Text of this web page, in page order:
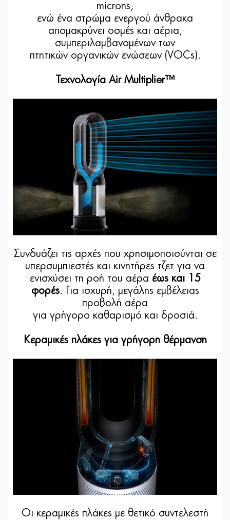
microns,
ενώ ένα στρώμα ενεργού άνθρακα
απομακρύνει οσμές και αέρια,
συμπεριλαμβανομένων των
πτητικών οργανικών ενώσεων (VOCs).
Τεχνολογία Air Multiplier™
Συνδυάζει τις αρχές που χρησιμοποιούνται σε
υπερσυμπιεστές και κινητήρες τζετ για να
ενισχύσει τη ροή του αέρα έως και 15
φορές. Για ισχυρή, μεγάλης εμβέλειας
προβολή αέρα
για γρήγορο καθαρισμό και δροσιά.
Κεραμικές πλάκες για γρήγορη θέρμανση
Οι κεραμικές πλάκες με θετικό συντελεστή